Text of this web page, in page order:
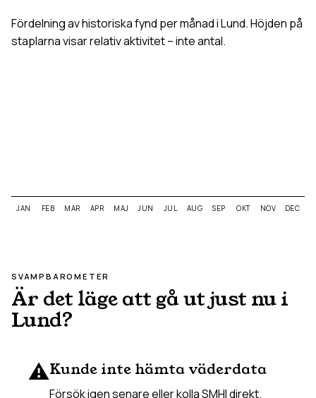
Fördelning av historiska fynd per månad iLund. Höjden på
staplarna visar relativ aktivitet – inte antal.
JAN FEB MAR APR MAJ JUN JUL AUG SEP OKT NOV DEC
SVAMPBAROMETER
Är det läge att gå ut just nu i
Lund?
⚠️Kunde inte hämta väderdata
Försök igen senare eller kolla SMHI direkt.